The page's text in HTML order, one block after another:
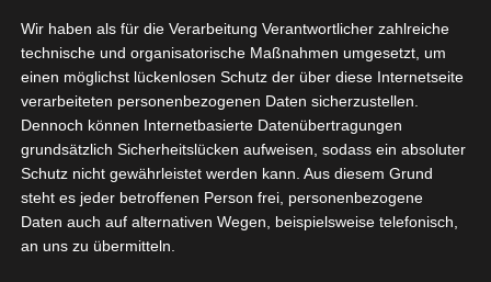
[WERBUNG] Der Adventskalender von MyBuddy
In 24 Tagen um die Welt
Das geht mit dem Adventskalender von
@mybuddyprogram. Dort befinden ich nämlich
Wir haben als für die Verarbeitung Verantwortlicher zahlreiche
technische und organisatorische Maßnahmen umgesetzt, um
einen möglichst lückenlosen Schutz der über diese Internetseite
verarbeiteten personenbezogenen Daten sicherzustellen.
Dennoch können Internetbasierte Datenübertragungen
grundsätzlich Sicherheitslücken aufweisen, sodass ein absoluter
Schutz nicht gewährleistet werden kann. Aus diesem Grund
steht es jeder betroffenen Person frei, personenbezogene
Daten auch auf alternativen Wegen, beispielsweise telefonisch,
an uns zu übermitteln.